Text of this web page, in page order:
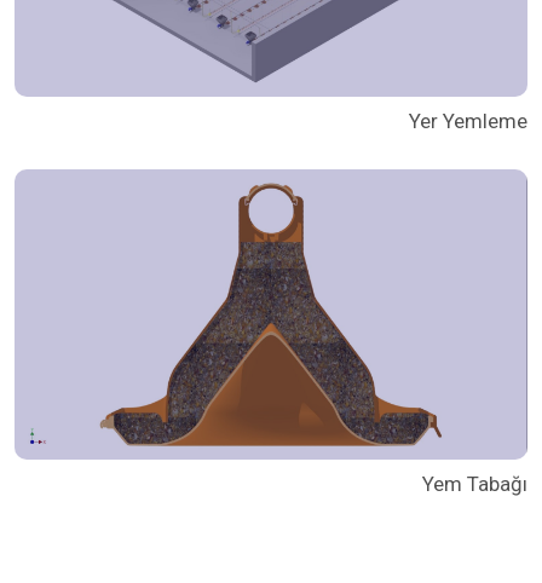
Yer Yemleme
Yem Tabağı